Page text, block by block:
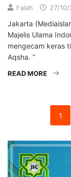
Falah 27/
Jakarta
Majelis Ulama
mengecam keras
Aqsha. “
READ MORE
1